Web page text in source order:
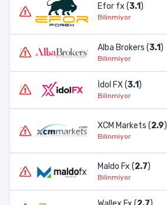
Efor fx (3.1)
Bilinmiyor
Alba Brokers (3.1)
Bilinmiyor
İdol FX (3.1)
Bilinmiyor
XCM Markets (2.9)
Bilinmiyor
Maldo Fx (2.7)
Bilinmiyor